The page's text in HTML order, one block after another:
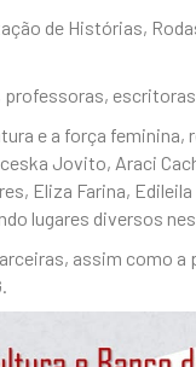
de Histórias,
e a força
Jovito, Araci
Eliza Farina,
lugares diversos
assim como